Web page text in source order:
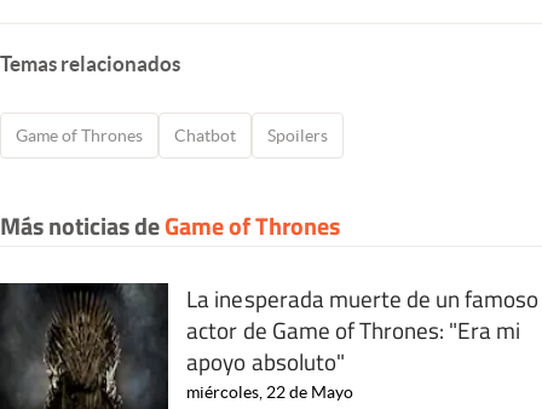
Temas relacionados
Game of Thrones Chatbot Spoilers
Más noticias deGame of Thrones
La inesperada muerte de un famoso
actor de Game of Thrones: "Era mi
apoyo absoluto"
miércoles, 22 de Mayo